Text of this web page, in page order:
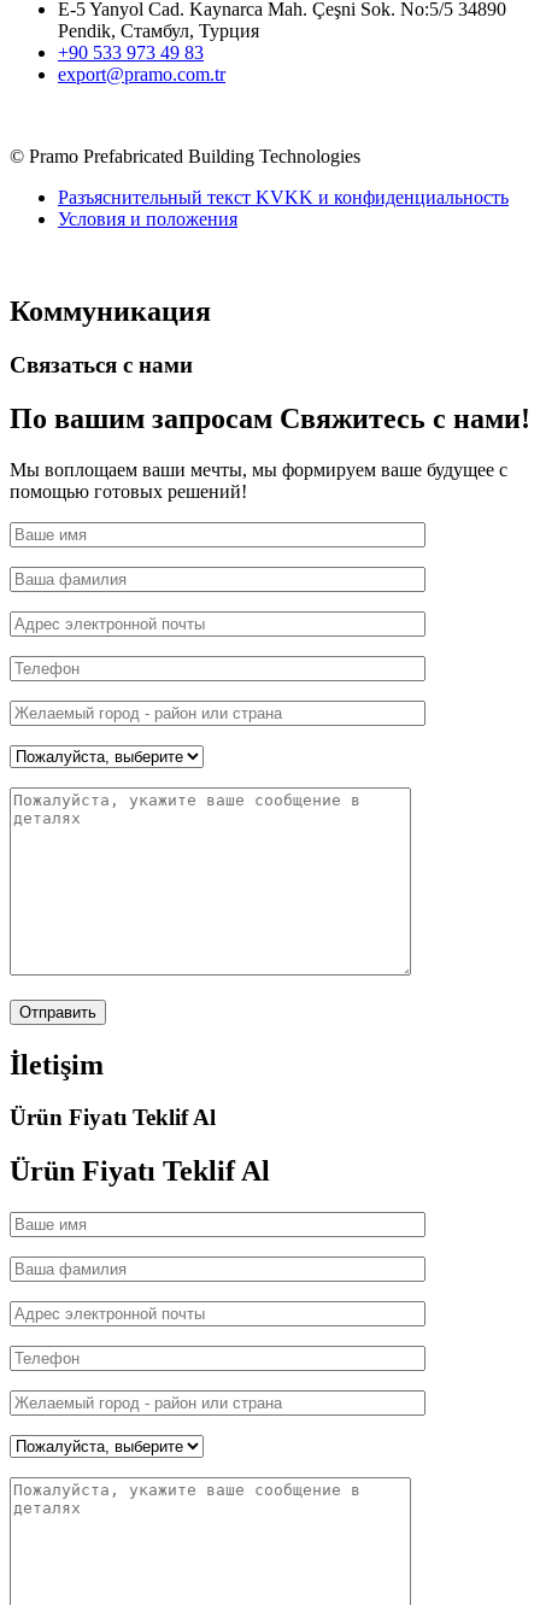
предлагая системы сборных, контейнерных, тяжелых и легких
стальных зданий, которые мы производим на нашем
производственном комплексе площадью 14500 м2.
Меню
Наши проекты
Блог
Наши услуги
Легкие стальные конструкции
Кабина
Контейнер
Модульные конструкции
Сборные здания
Связаться с нами!
Pelitli Köyü, Yeni Mezarlık Yolu Cd. No:77 41480
Gebze/Kocaeli, Турция
+90 216 390 77 66
+90 533 973 49 83
info@pramo.com.tr
Внешняя торговля
© Pramo Prefabricated Building Technologies
Разъяснительный текст KVKK и конфиденциальность
Условия и положения
Коммуникация
Связаться с нами
По вашим запросамСвяжитесь с нами!
Мы воплощаем ваши мечты, мы формируем ваше будущее с
помощью готовых решений!